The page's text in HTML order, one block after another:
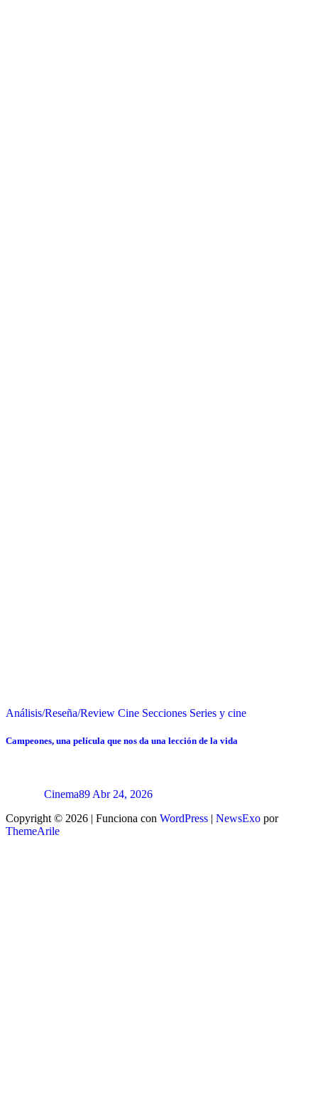
Análisis/Reseña/Review Cine Secciones Series y cine
Campeones, una película que nos da una lección de la vida
Cinema89 Abr 24, 2026
Copyright © 2026 | Funciona con WordPress | NewsExo por
ThemeArile